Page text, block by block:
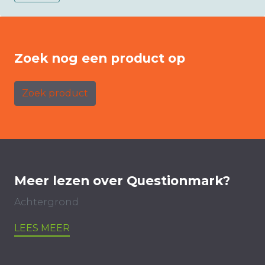
Zoek nog een product op
Zoek product
Meer lezen over Questionmark?
Achtergrond
LEES MEER